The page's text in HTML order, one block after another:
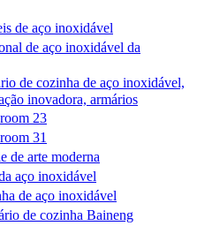
de aço inoxidável
de aço inoxidável da
de cozinha de aço inoxidável,
inovadora, armários
23
31
de arte moderna
aço inoxidável
de aço inoxidável
de cozinha Baineng